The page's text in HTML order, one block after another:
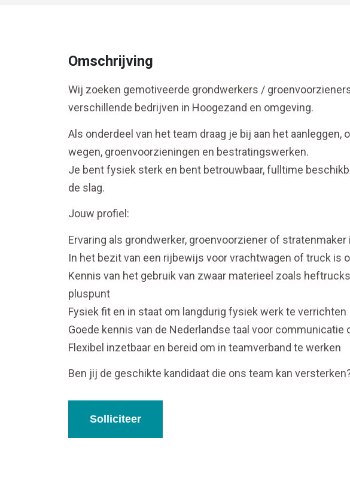
Omschrijving
Wij zoeken gemotiveerde grondwerkers /
verschillende bedrijven in Hoogezand en omgeving.
Als onderdeel van het team draag je bij aan het aanleggen,
wegen, groenvoorzieningen en bestratingswerken.
Je bent fysiek sterk en bent betrouwbaar, fulltime
de slag.
Jouw profiel:
Ervaring als grondwerker, groenvoorziener of stratenmaker
In het bezit van een rijbewijs voor vrachtwagen of truck is
Kennis van het gebruik van zwaar materieel zoals
pluspunt
Fysiek fit en in staat om langdurig fysiek werk te verrichten
Goede kennis van de Nederlandse taal voor communicatie
Flexibel inzetbaar en bereid om in teamverband te werken
Ben jij de geschikte kandidaat die ons team kan
Solliciteer